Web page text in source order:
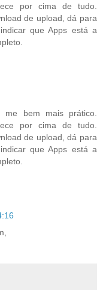
por cima de tudo.
de upload, dá para
que Apps está a
bem mais prático.
por cima de tudo.
de upload, dá para
que Apps está a